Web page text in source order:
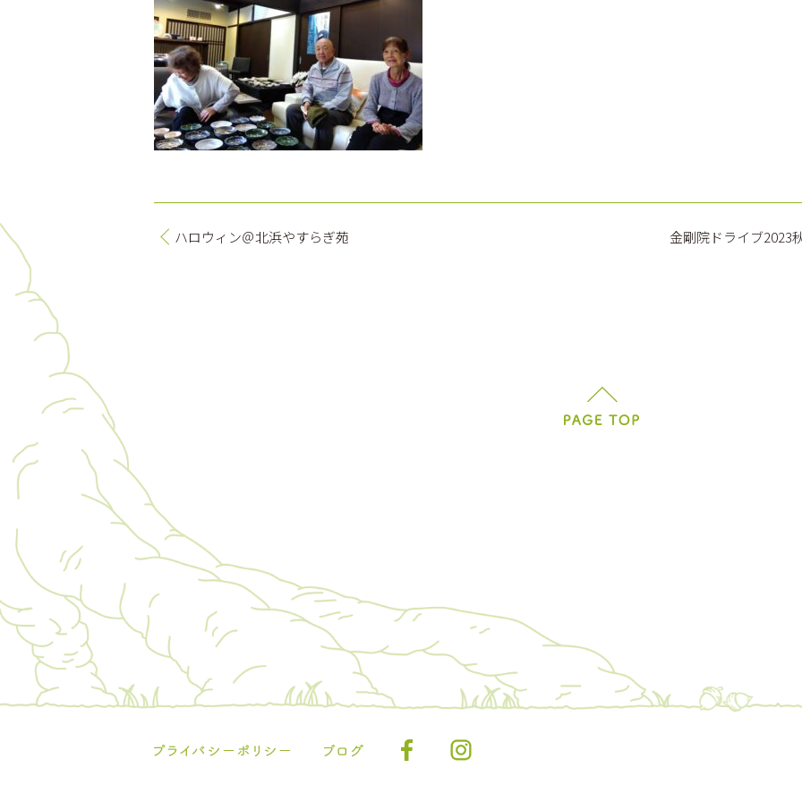
ハロウィン＠北浜やすらぎ苑 金剛院ドライブ2023